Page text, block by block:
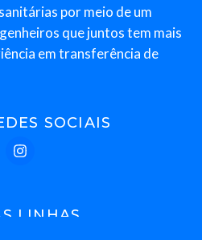
por meio de um
que juntos tem mais
em transferência de
SOCIAIS
LINHAS